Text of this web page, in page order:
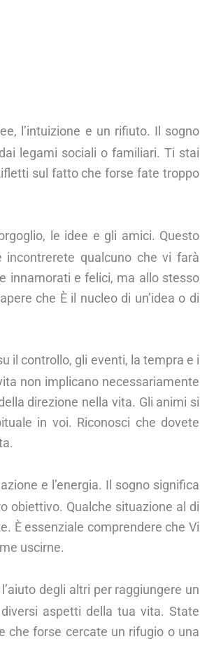
l’intuizione e un rifiuto. Il sogno
legami sociali o familiari. Ti stai
sul fatto che forse fate troppo
le idee e gli amici. Questo
qualcuno che vi farà
innamorati e felici, ma allo stesso
che È il nucleo di un’idea o di
il controllo, gli eventi, la tempra e i
non implicano necessariamente
direzione nella vita. Gli animi si
in voi. Riconosci che dovete
e l’energia. Il sogno significa
obiettivo. Qualche situazione al di
È essenziale comprendere che Vi
uscirne.
degli altri per raggiungere un
aspetti della tua vita. State
che forse cercate un rifugio o una